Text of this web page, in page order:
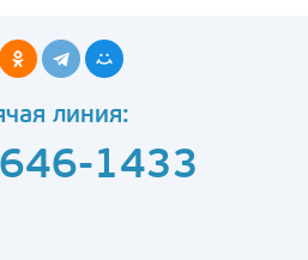
линия:
646-1433